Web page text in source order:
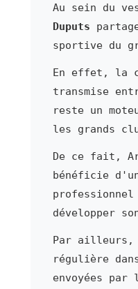
Au sein du
Duputs
sportive du
En effet, la
transmise
reste un
les grands
De ce fait,
bénéficie
développer
Par ailleurs,
régulière
envoyées